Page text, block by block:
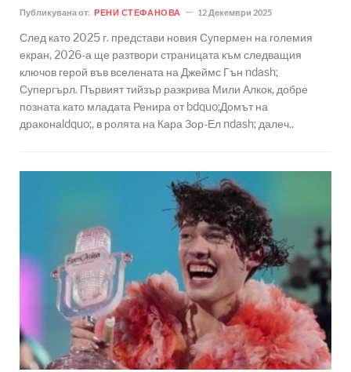
Публикувана от: РЕНИ СТЕФАНОВА 12 Декември 2025
След като 2025 г. представи новия Супермен на големия
екран, 2026-а ще разтвори страницата към следващия
ключов герой във вселената на Джеймс Гън ndash;
Супергърл. Първият тийзър разкрива Мили Алкок, добре
позната като младата Ренира от bdquo;Домът на
драконаldquo;, в ролята на Кара Зор-Ел ndash; далеч..